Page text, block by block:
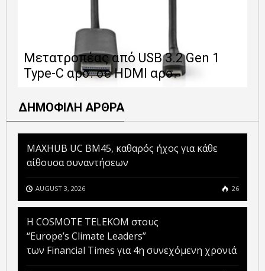
Μετατροπέας από USB 3.2 Gen 1
Type-C αρσ. σε HDMI αρσ.
ΔΗΜΟΦΙΛΗ ΑΡΘΡΑ
MAXHUB UC BM45, καθαρός ήχος για κάθε
αίθουσα συναντήσεων
AUGUST 3, 2026 26
Η COSMOTE TELEKOM στους
“Europe’s Climate Leaders”
των Financial Times για 4η συνεχόμενη χρονιά